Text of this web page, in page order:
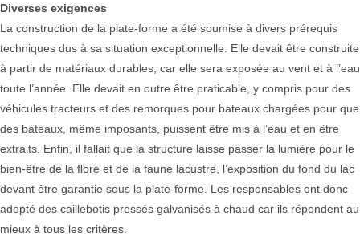
Diverses exigences
La construction de la plate-forme a été soumise à divers prérequis
techniques dus à sa situation exceptionnelle. Elle devait être construite
à partir de matériaux durables, car elle sera exposée au vent et à l’eau
toute l’année. Elle devait en outre être praticable, y compris pour des
véhicules tracteurs et des remorques pour bateaux chargées pour que
des bateaux, même imposants, puissent être mis à l’eau et en être
extraits. Enfin, il fallait que la structure laisse passer la lumière pour le
bien-être de la ﬂore et de la faune lacustre, l’exposition du fond du lac
devant être garantie sous la plate-forme. Les responsables ont donc
adopté des caillebotis pressés galvanisés à chaud car ils répondent au
mieux à tous les critères.